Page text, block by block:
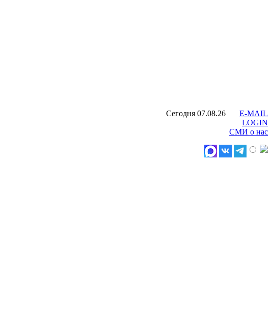
Сегодня 07.08.26
E-MAIL
LOGIN
СМИ о нас